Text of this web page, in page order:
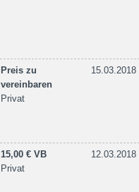
Preis zu
vereinbaren
Privat
15.03.2018
15,00 € VB
Privat
12.03.2018